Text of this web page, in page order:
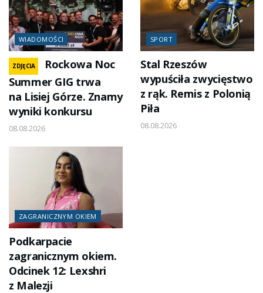
WIADOMOŚCI
ZDJĘCIA
Rockowa Noc
Summer GIG trwa
na Lisiej Górze. Znamy
wyniki konkursu
08.08.2026
SPORT
Stal Rzeszów
wypuściła zwycięstwo
z rąk. Remis z Polonią
Piła
08.08.2026
ZAGRANICZNYM OKIEM
Podkarpacie
zagranicznym okiem.
Odcinek 12: Lexshri
z Malezji